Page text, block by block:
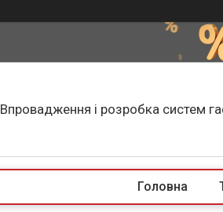
Впровадження і розробка систем
Головна